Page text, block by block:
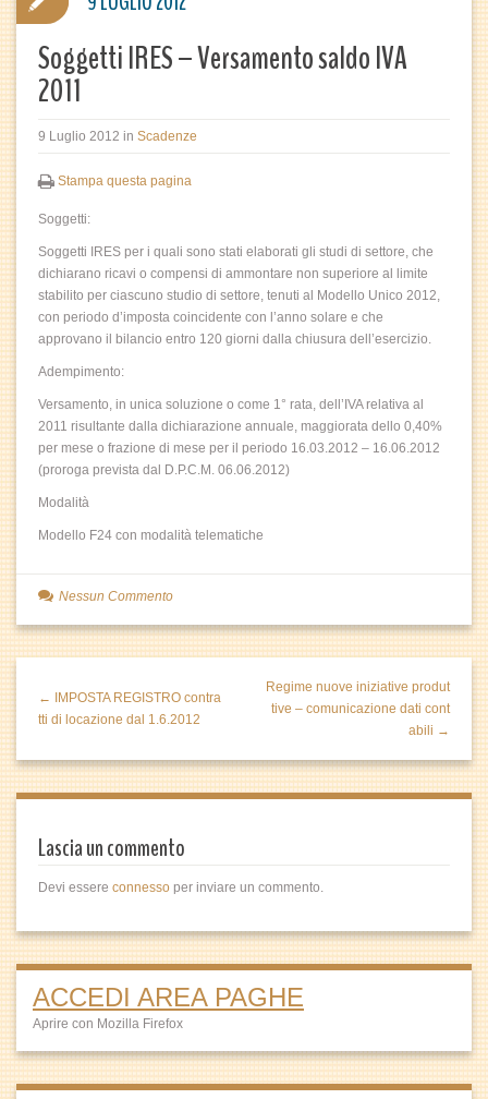
Soggetti IRES – Versamento saldo IVA
2011
9 Luglio 2012 in Scadenze
Stampa questa pagina
Soggetti:
Soggetti IRES per i quali sono stati elaborati gli studi di settore, che
dichiarano ricavi o compensi di ammontare non superiore al limite
stabilito per ciascuno studio di settore, tenuti al Modello Unico 2012,
con periodo d’imposta coincidente con l’anno solare e che
approvano il bilancio entro 120 giorni dalla chiusura dell’esercizio.
Adempimento:
Versamento, in unica soluzione o come 1° rata, dell’IVA relativa al
2011 risultante dalla dichiarazione annuale, maggiorata dello 0,40%
per mese o frazione di mese per il periodo 16.03.2012 – 16.06.2012
(proroga prevista dal D.P.C.M. 06.06.2012)
Modalità
Modello F24 con modalità telematiche
Nessun Commento
← IMPOSTA REGISTRO contra
tti di locazione dal 1.6.2012
Regime nuove iniziative produt
tive – comunicazione dati cont
abili →
Lascia un commento
Devi essere connesso per inviare un commento.
ACCEDI AREA PAGHE
Aprire con Mozilla Firefox